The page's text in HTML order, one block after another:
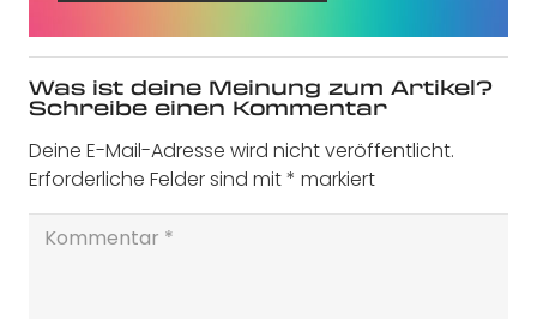
Was ist deine Meinung zum Artikel?
Schreibe einen Kommentar
Deine E-Mail-Adresse wird nicht veröffentlicht.
Erforderliche Felder sind mit* markiert